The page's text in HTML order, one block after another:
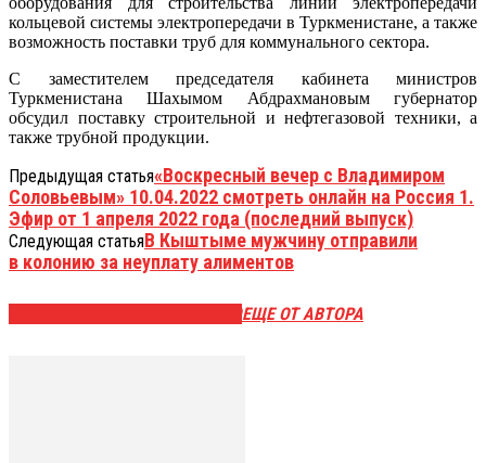
кольцевой системы электропередачи в Туркменистане, а также
возможность поставки труб для коммунального сектора.
С заместителем председателя кабинета министров
Туркменистана Шахымом Абдрахмановым губернатор
обсудил поставку строительной и нефтегазовой техники, а
также трубной продукции.
Предыдущая статья«Воскресный вечер с Владимиром
Соловьевым» 10.04.2022 смотреть онлайн на Россия 1.
Эфир от 1 апреля 2022 года (последний выпуск)
Следующая статьяВ Кыштыме мужчину отправили
в колонию за неуплату алиментов
ЕЩЕ ОТ АВТОРА